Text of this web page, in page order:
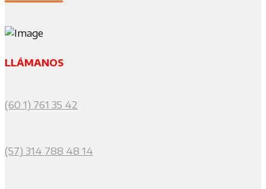
LLÁMANOS
(60 1) 761 35 42
(57) 314 788 48 14